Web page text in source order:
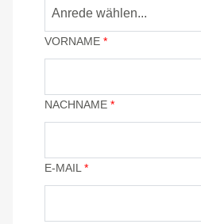
Anrede wählen...
VORNAME *
NACHNAME *
E-MAIL *